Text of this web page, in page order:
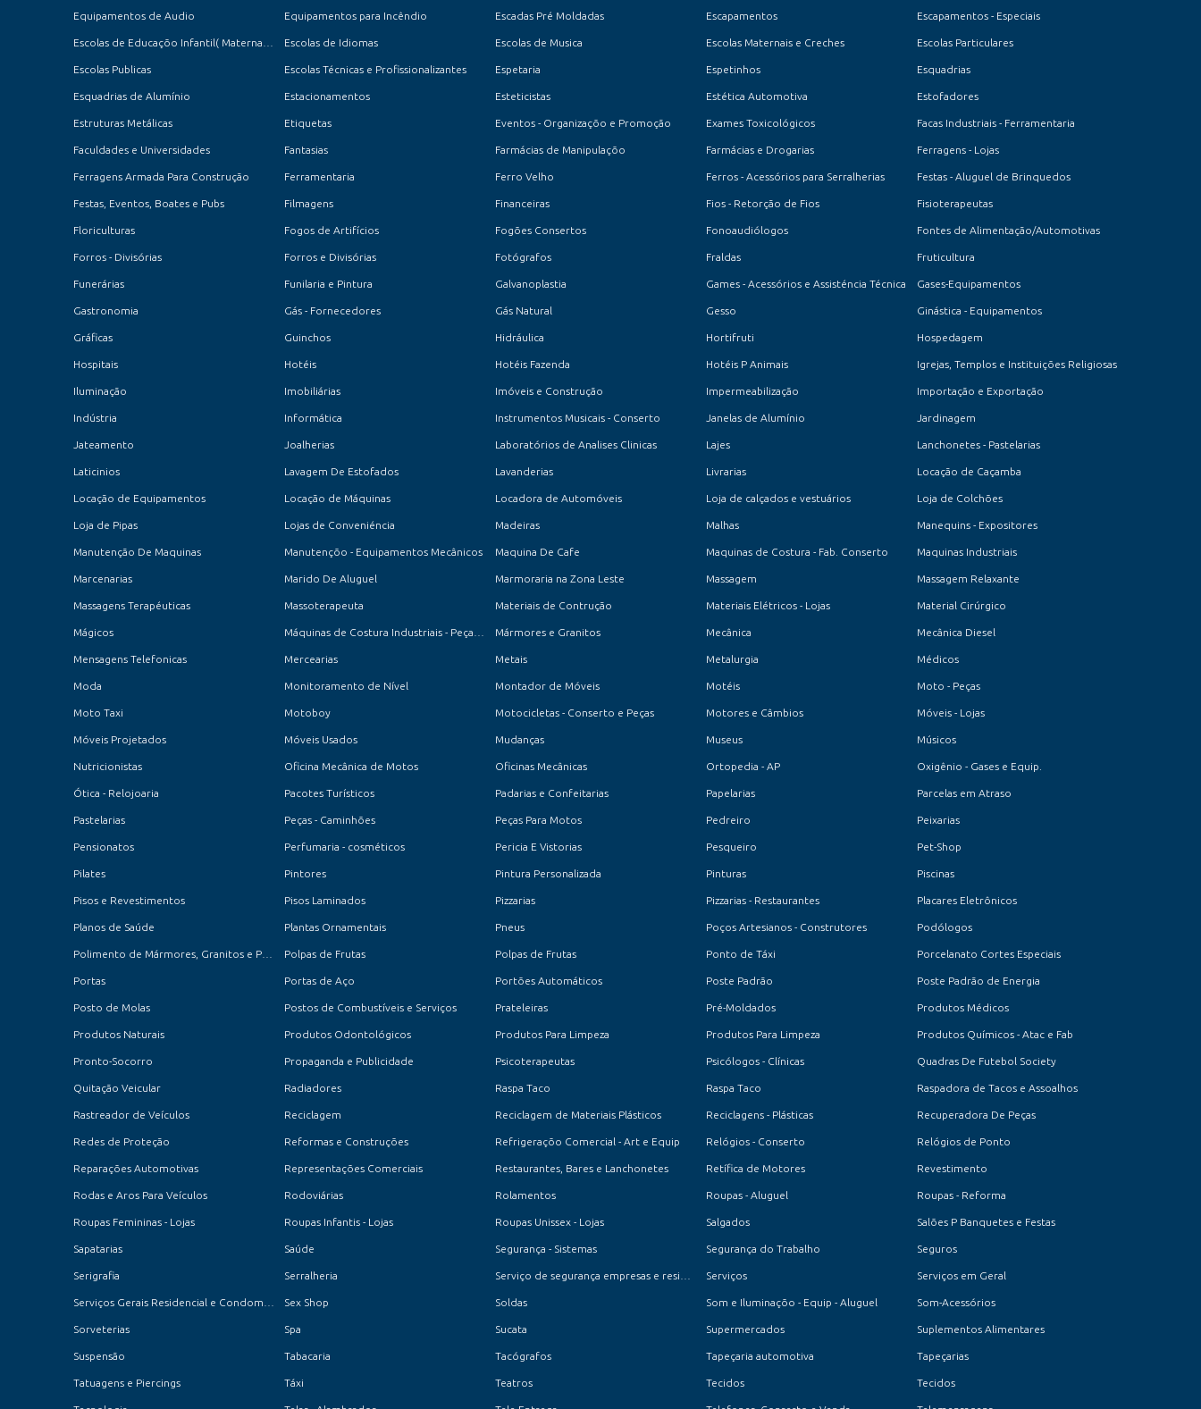
Equipamentos de Audio Equipamentos para Incêndio Escadas Pré Moldadas Escapamentos Escapamentos - Especiais
Escolas de Idiomas Escolas de Musica Escolas Maternais e Creches Escolas Particulares
Escolas Publicas Escolas Técnicas e Profissionalizantes Espetaria Espetinhos Esquadrias
Esquadrias de Alumínio Estacionamentos Esteticistas Estética Automotiva Estofadores
Estruturas Metálicas Etiquetas Eventos - Organizaçõo e Promoção Exames Toxicológicos Facas Industriais - Ferramentaria
Faculdades e Universidades Fantasias Farmácias de Manipulaçõo Farmácias e Drogarias Ferragens - Lojas
Ferragens Armada Para Construção Ferramentaria Ferro Velho Ferros - Acessórios para Serralherias Festas - Aluguel de Brinquedos
Festas, Eventos, Boates e Pubs Filmagens Financeiras Fios - Retorção de Fios Fisioterapeutas
Floriculturas Fogos de Artifícios Fogões Consertos Fonoaudiólogos Fontes de Alimentação/Automotivas
Forros - Divisórias Forros e Divisórias Fotógrafos Fraldas Fruticultura
Funerárias Funilaria e Pintura Galvanoplastia Games - Acessórios e Assisténcia Técnica Gases-Equipamentos
Gastronomia Gás - Fornecedores Gás Natural Gesso Ginástica - Equipamentos
Gráficas Guinchos Hidráulica Hortifruti Hospedagem
Hospitais Hotéis Hotéis Fazenda Hotéis P Animais Igrejas, Templos e Instituições Religiosas
Iluminação Imobiliárias Imóveis e Construção Impermeabilização Importação e Exportação
Indústria Informática Instrumentos Musicais - Conserto Janelas de Alumínio Jardinagem
Jateamento Joalherias Laboratórios de Analises Clinicas Lajes Lanchonetes - Pastelarias
Laticinios Lavagem De Estofados Lavanderias Livrarias Locação de Caçamba
Locação de Equipamentos Locação de Máquinas Locadora de Automóveis Loja de calçados e vestuários Loja de Colchões
Loja de Pipas Lojas de Conveniéncia Madeiras Malhas Manequins - Expositores
Manutenção De Maquinas Manutençõo - Equipamentos Mecânicos Maquina De Cafe Maquinas de Costura - Fab. Conserto Maquinas Industriais
Marcenarias Marido De Aluguel Marmoraria na Zona Leste Massagem Massagem Relaxante
Massagens Terapéuticas Massoterapeuta Materiais de Contrução Materiais Elétricos - Lojas Material Cirúrgico
Mágicos Mármores e Granitos Mecânica Mecânica Diesel
Mensagens Telefonicas Mercearias Metais Metalurgia Médicos
Moda Monitoramento de Nível Montador de Móveis Motéis Moto - Peças
Moto Taxi Motoboy Motocicletas - Conserto e Peças Motores e Câmbios Móveis - Lojas
Móveis Projetados Móveis Usados Mudanças Museus Músicos
Nutricionistas Oficina Mecânica de Motos Oficinas Mecânicas Ortopedia - AP Oxigênio - Gases e Equip.
Ótica - Relojoaria Pacotes Turísticos Padarias e Confeitarias Papelarias Parcelas em Atraso
Pastelarias Peças - Caminhões Peças Para Motos Pedreiro Peixarias
Pensionatos Perfumaria - cosméticos Pericia E Vistorias Pesqueiro Pet-Shop
Pilates Pintores Pintura Personalizada Pinturas Piscinas
Pisos e Revestimentos Pisos Laminados Pizzarias Pizzarias - Restaurantes Placares Eletrônicos
Planos de Saúde Plantas Ornamentais Pneus Poços Artesianos - Construtores Podólogos
Polpas de Frutas Polpas de Frutas Ponto de Táxi Porcelanato Cortes Especiais
Portas Portas de Aço Portões Automáticos Poste Padrão Poste Padrão de Energia
Posto de Molas Postos de Combustíveis e Serviços Prateleiras Pré-Moldados Produtos Médicos
Produtos Naturais Produtos Odontológicos Produtos Para Limpeza Produtos Para Limpeza Produtos Químicos - Atac e Fab
Pronto-Socorro Propaganda e Publicidade Psicoterapeutas Psicólogos - Clínicas Quadras De Futebol Society
Quitação Veicular Radiadores Raspa Taco Raspa Taco Raspadora de Tacos e Assoalhos
Rastreador de Veículos Reciclagem Reciclagem de Materiais Plásticos Reciclagens - Plásticas Recuperadora De Peças
Redes de Proteção Reformas e Construções Refrigeraçõo Comercial - Art e Equip Relógios - Conserto Relógios de Ponto
Reparações Automotivas Representações Comerciais Restaurantes, Bares e Lanchonetes Retífica de Motores Revestimento
Rodas e Aros Para Veículos Rodoviárias Rolamentos Roupas - Aluguel Roupas - Reforma
Roupas Femininas - Lojas Roupas Infantis - Lojas Roupas Unissex - Lojas Salgados Salões P Banquetes e Festas
Sapatarias Saúde Segurança - Sistemas Segurança do Trabalho Seguros
Serigrafia Serralheria Serviços Serviços em Geral
Sex Shop Soldas Som e Iluminaçõo - Equip - Aluguel Som-Acessórios
Sorveterias Spa Sucata Supermercados Suplementos Alimentares
Suspensão Tabacaria Tacógrafos Tapeçaria automotiva Tapeçarias
Tatuagens e Piercings Táxi Teatros Tecidos Tecidos